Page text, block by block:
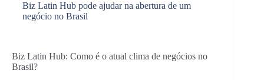
Biz Latin Hub pode ajudar na abertura de um
negócio no Brasil
Biz Latin Hub: Como é o atual clima de negócios no
Brasil?